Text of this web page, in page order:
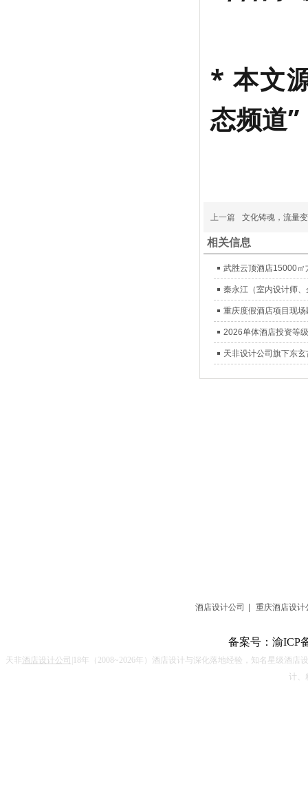
* 本文
态频道
上一篇 文化铸魂，流量
相关信息
武胜云顶酒店15000㎡
秦永江（室内设计师
重庆度假酒店项目现
2026单体酒店投资等
天非设计公司旗下东
酒店设计公司 重庆酒店设计
备案号： 渝ICP
天非酒店设计公司 |18 年（ 2008~2026年）酒店设计与深化落地经验，知名星级酒店
计、